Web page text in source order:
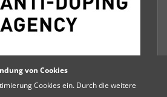
von Cookies
Cookies ein. Durch die weitere